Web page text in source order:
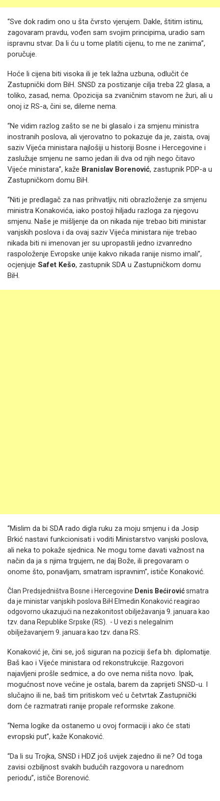
“Sve dok radim ono u šta čvrsto vjerujem. Dakle, štitim istinu,
zagovaram pravdu, vođen sam svojim principima, uradio sam
ispravnu stvar. Da li ću u tome platiti cijenu, to me ne zanima”,
poručuje.
Hoće li cijena biti visoka ili je tek lažna uzbuna, odlučit će
Zastupnički dom BiH. SNSD za postizanje cilja treba 22 glasa, a
toliko, zasad, nema. Opozicija sa zvaničnim stavom ne žuri, ali u
onoj iz RS-a, čini se, dileme nema.
“Ne vidim razlog zašto se ne bi glasalo i za smjenu ministra
inostranih poslova, ali vjerovatno to pokazuje da je, zaista, ovaj
saziv Vijeća ministara najlošiji u historiji Bosne i Hercegovine i
zaslužuje smjenu ne samo jedan ili dva od njih nego čitavo
Vijeće ministara”, kaže Branislav Borenović, zastupnik PDP-a u
Zastupničkom domu BiH.
“Niti je predlagač za nas prihvatljiv, niti obrazloženje za smjenu
ministra Konakovića, iako postoji hiljadu razloga za njegovu
smjenu. Naše je mišljenje da on nikada nije trebao biti ministar
vanjskih poslova i da ovaj saziv Vijeća ministara nije trebao
nikada biti ni imenovan jer su upropastili jedno izvanredno
raspoloženje Evropske unije kakvo nikada ranije nismo imali”,
ocjenjuje Safet Kešo, zastupnik SDA u Zastupničkom domu
BiH.
“Mislim da bi SDA rado digla ruku za moju smjenu i da Josip
Brkić nastavi funkcionisati i voditi Ministarstvo vanjski poslova,
ali neka to pokaže sjednica. Ne mogu tome davati važnost na
način da ja s njima trgujem, ne daj Bože, ili pregovaram o
onome što, ponavljam, smatram ispravnim”, ističe Konaković.
Član Predsjedništva Bosne i Hercegovine Denis Bećirovićsmatra
da je ministar vanjskih poslova BiH Elmedin Konaković reagirao
odgovorno ukazujući na nezakonitost obilježavanja 9. januara kao
tzv. dana Republike Srpske (RS). - U vezi s nelegalnim
obilježavanjem 9. januara kao tzv. dana RS.
Konaković je, čini se, još siguran na poziciji šefa bh. diplomatije.
Baš kao i Vijeće ministara od rekonstrukcije. Razgovori
najavljeni prošle sedmice, a do ove nema ništa novo. Ipak,
mogućnost nove većine je ostala, barem da zaprijeti SNSD-u. I
slučajno ili ne, baš tim pritiskom već u četvrtak Zastupnički
dom će razmatrati ranije propale reformske zakone.
“Nema logike da ostanemo u ovoj formaciji i ako će stati
evropski put”, kaže Konaković.
“Da li su Trojka, SNSD i HDZ još uvijek zajedno ili ne? Od toga
zavisi ozbiljnost svakih budućih razgovora u narednom
periodu”, ističe Borenović.